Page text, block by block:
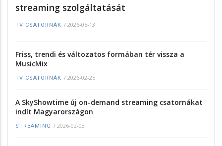
streaming szolgáltatását
TV CSATORNÁK / 2026-05-13
Friss, trendi és változatos formában tér vissza a
MusicMix
TV CSATORNÁK / 2026-02-25
A SkyShowtime új on-demand streaming csatornákat
indít Magyarországon
STREAMING / 2026-02-03